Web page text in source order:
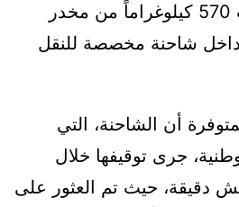
إحباط محاولة تهريب 570 كيلوغراماً من مخدر
داخل شاحنة مخصصة للنقل
أن الشاحنة، التي
جرى توقيفها خلال
دقيقة، حيث تم العثور على